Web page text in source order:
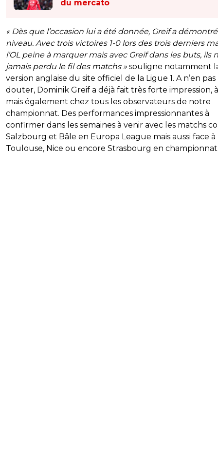
du mercato
« Dès que l’occasion lui a été donnée, Greif a
niveau. Avec trois victoires 1-0 lors des trois derniers
l’OL peine à marquer mais avec Greif dans les buts, ils
jamais perdu le fil des matchs » souligne notamment
version anglaise du site officiel de la Ligue 1. A n’en pas
douter, Dominik Greif a déjà fait très forte impression, à
mais également chez tous les observateurs de notre
championnat. Des performances impressionnantes à
confirmer dans les semaines à venir avec les matchs
Salzbourg et Bâle en Europa League mais aussi face à
Toulouse, Nice ou encore Strasbourg en